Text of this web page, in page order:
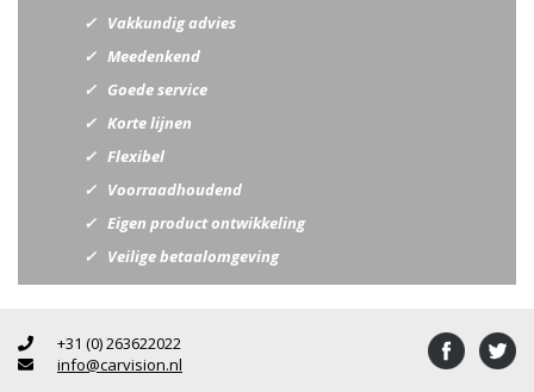
Vakkundig advies
Meedenkend
Goede service
Korte lijnen
Flexibel
Voorraadhoudend
Eigen product ontwikkeling
Veilige betaalomgeving
+31 (0) 263622022
info@carvision.nl